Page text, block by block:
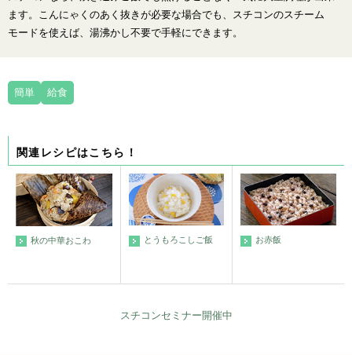
ます。こんにゃくのあく抜きが必要な場合でも、スチコンのスチーム
モードを使えば、湯沸かし不要で手軽にできます。
簡単 給食
関連レシピはこちら！
秋の中華おこわ とうもろこしご飯 お赤飯
スチコンセミナー開催中